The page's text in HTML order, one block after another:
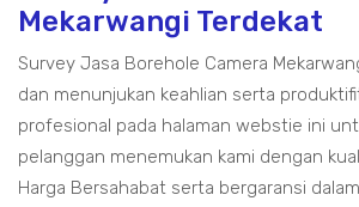
Mekarwangi Terdekat
Survey Jasa Borehole Camera
dan menunjukan keahlian serta
profesional pada halaman webstie ini
pelanggan menemukan kami dengan
Harga Bersahabat serta bergaransi